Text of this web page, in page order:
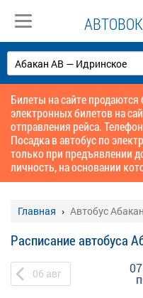
Билеты на сайте
электронных билетов на
отправления рейса.
Посадка в автобус по
только при предъявлении
личность, на основании
Главная Автобус
Расписание автобуса
06 авг